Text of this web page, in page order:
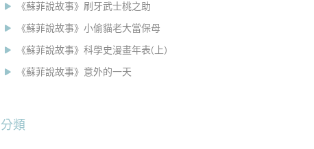
《蘇菲說故事》刷牙武士桃之助
《蘇菲說故事》小偷貓老大當保母
《蘇菲說故事》科學史漫畫年表(上)
《蘇菲說故事》意外的一天
分類